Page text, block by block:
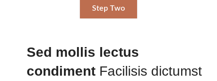
Step Two
Sed mollis lectus
condiment Facilisis dictumst